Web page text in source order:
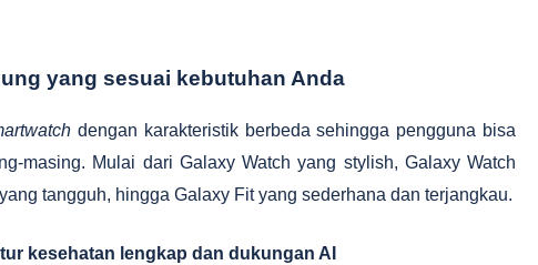
yang sesuai kebutuhan Anda
dengan karakteristik berbeda sehingga pengguna bisa
masing. Mulai dari Galaxy Watch yang stylish, Galaxy Watch
tangguh, hingga Galaxy Fit yang sederhana dan terjangkau.
kesehatan lengkap dan dukungan AI